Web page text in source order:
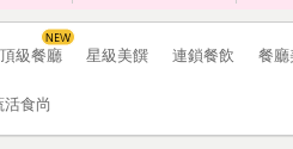
頂級餐廳 星級美饌 連鎖餐飲 餐廳
活食尚